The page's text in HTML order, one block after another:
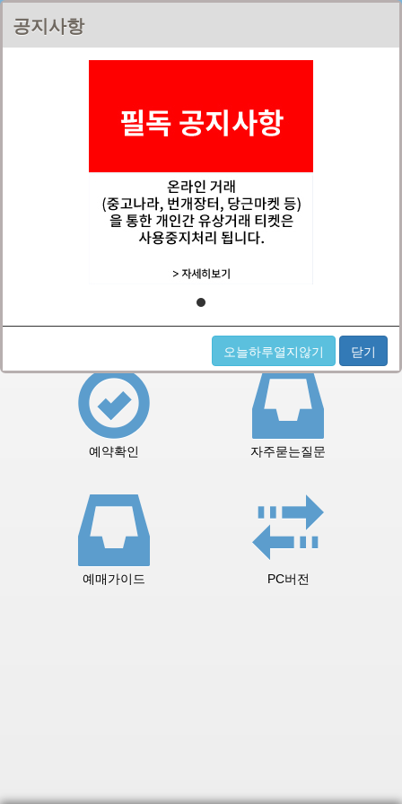
홈
쿠폰인증번호등록 영화예매하기
예약확인 자주묻는질문
예매가이드 PC버전
공지사항
오늘하루열지않기 닫기